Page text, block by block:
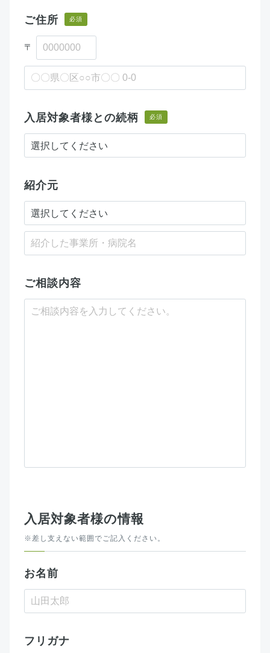
ご住所 必須
〒
入居対象者様との続柄 必須
紹介元
ご相談内容
入居対象者様の情報
※差し支えない範囲でご記入ください。
お名前
フリガナ